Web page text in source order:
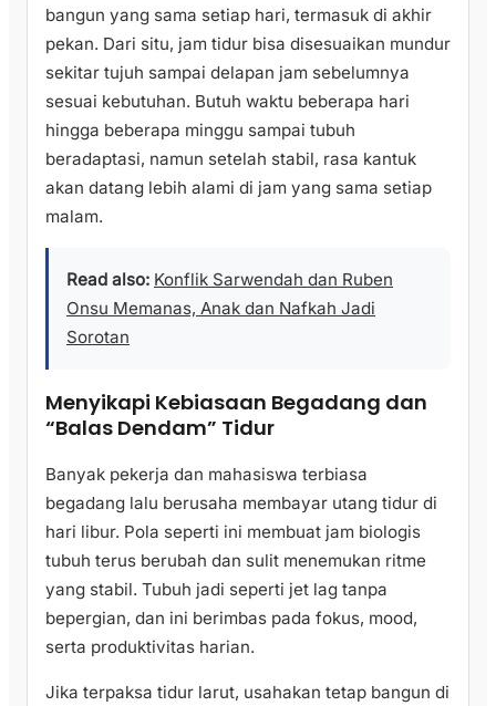
bangun yang sama setiap hari, termasuk di akhir
pekan. Dari situ, jam tidur bisa disesuaikan mundur
sekitar tujuh sampai delapan jam sebelumnya
sesuai kebutuhan. Butuh waktu beberapa hari
hingga beberapa minggu sampai tubuh
beradaptasi, namun setelah stabil, rasa kantuk
akan datang lebih alami di jam yang sama setiap
malam.
Read also: Konflik Sarwendah dan Ruben
Onsu Memanas, Anak dan Nafkah Jadi
Sorotan
Menyikapi Kebiasaan Begadang dan
“Balas Dendam” Tidur
Banyak pekerja dan mahasiswa terbiasa
begadang lalu berusaha membayar utang tidur di
hari libur. Pola seperti ini membuat jam biologis
tubuh terus berubah dan sulit menemukan ritme
yang stabil. Tubuh jadi seperti jet lag tanpa
bepergian, dan ini berimbas pada fokus, mood,
serta produktivitas harian.
Jika terpaksa tidur larut, usahakan tetap bangun di